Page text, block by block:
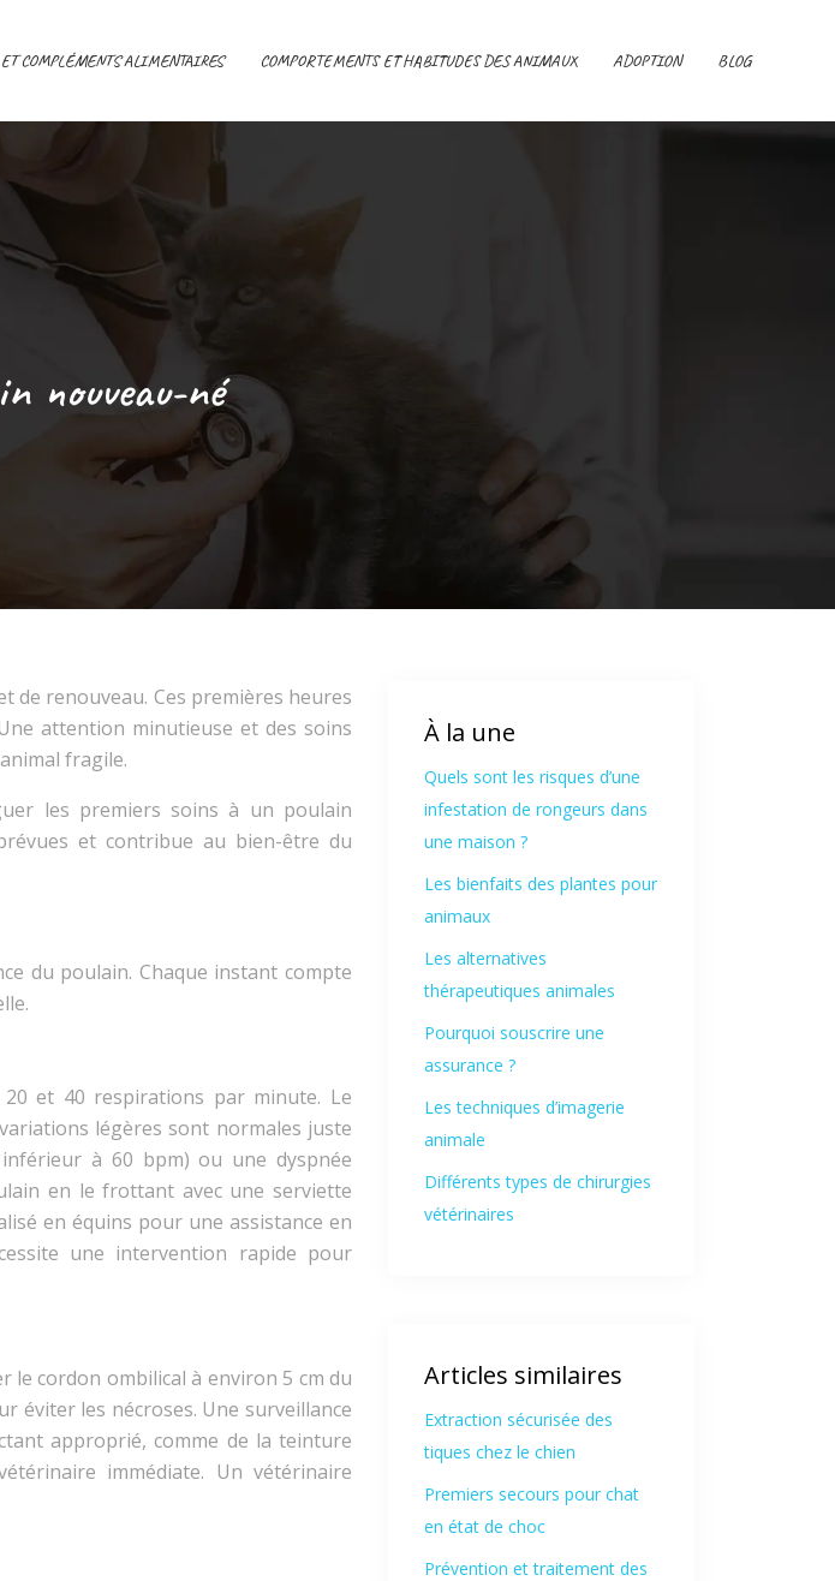
COMPLÉMENTS ALIMENTAIRES COMPORTEMENTS ET HABITUDES DES ANIMAUX ADOPTION BLOG
nouveau-né
de renouveau. Ces premières heures
attention minutieuse et des soins
fragile.
les premiers soins à un poulain
et contribue au bien-être du
du poulain. Chaque instant compte
et 40 respirations par minute. Le
légères sont normales juste
à 60 bpm) ou une dyspnée
en le frottant avec une serviette
en équins pour une assistance en
une intervention rapide pour
le cordon ombilical à environ 5 cm du
éviter les nécroses. Une surveillance
approprié, comme de la teinture
immédiate. Un vétérinaire
À la une
Quels sont les risques d’une
infestation de rongeurs dans
une maison ?
Les bienfaits des plantes pour
animaux
Les alternatives
thérapeutiques animales
Pourquoi souscrire une
assurance ?
Les techniques d’imagerie
animale
Différents types de chirurgies
vétérinaires
Articles similaires
Extraction sécurisée des
tiques chez le chien
Premiers secours pour chat
en état de choc
Prévention et traitement des